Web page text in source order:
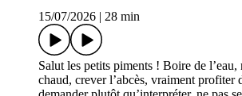
15/07/2026
28 min
Salut les petits piments ! Boire de l’eau,
chaud, crever l’abcès, vraiment profiter